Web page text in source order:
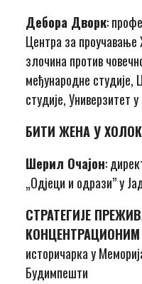
Дебора Дворк:
Центра за проучавање
злочина против
међународне
студије, Универзитет
БИТИ ЖЕНА У
Шерил Очајон:
„Одјеци и одрази” у
СТРАТЕГИЈЕ
историчарка у
Будимпешти